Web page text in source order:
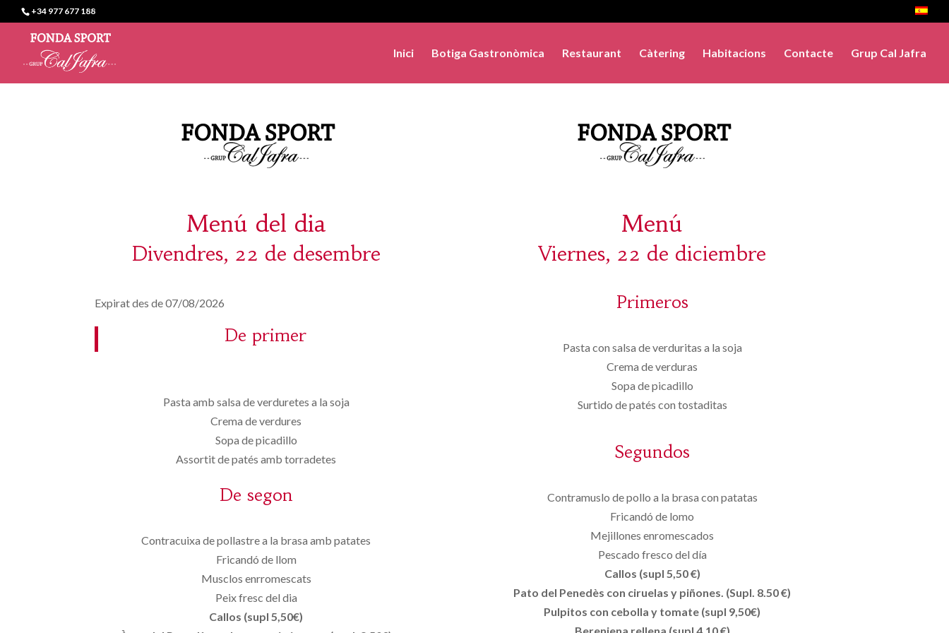
+34 977 677 188
Inici Botiga Gastronòmica Restaurant Càtering Habitacions Contacte Grup Cal Jafra
Menú del dia
Divendres, 22 de desembre
Expirat des de 07/08/2026
De primer
Pasta amb salsa de verduretes a la soja
Crema de verdures
Sopa de picadillo
Assortit de patés amb torradetes
De segon
Contracuixa de pollastre a la brasa amb patates
Fricandó de llom
Musclos enrromescats
Peix fresc del dia
Callos (supl 5,50€)
Menú
Viernes, 22 de diciembre
Primeros
Pasta con salsa de verduritas a la soja
Crema de verduras
Sopa de picadillo
Surtido de patés con tostaditas
Segundos
Contramuslo de pollo a la brasa con patatas
Fricandó de lomo
Mejillones enromescados
Pescado fresco del día
Callos (supl 5,50 €)
Pato del Penedès con ciruelas y piñones. (Supl. 8.50 €)
Pulpitos con cebolla y tomate (supl 9,50€)